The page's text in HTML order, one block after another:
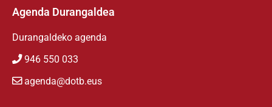
Agenda Durangaldea
Durangaldeko agenda
946 550 033
agenda@dotb.eus